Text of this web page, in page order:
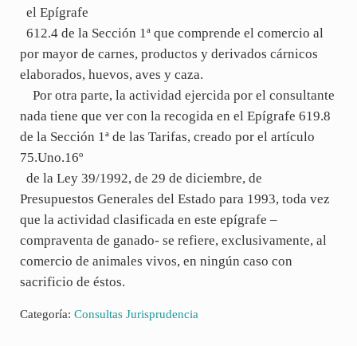
el Epígrafe
612.4 de la Sección 1ª que comprende el comercio al
por mayor de carnes, productos y derivados cárnicos
elaborados, huevos, aves y caza.
Por otra parte, la actividad ejercida por el consultante
nada tiene que ver con la recogida en el Epígrafe 619.8
de la Sección 1ª de las Tarifas, creado por el artículo
75.Uno.16º
de la Ley 39/1992, de 29 de diciembre, de
Presupuestos Generales del Estado para 1993, toda vez
que la actividad clasificada en este epígrafe –
compraventa de ganado- se refiere, exclusivamente, al
comercio de animales vivos, en ningún caso con
sacrificio de éstos.
Categoría: Consultas Jurisprudencia